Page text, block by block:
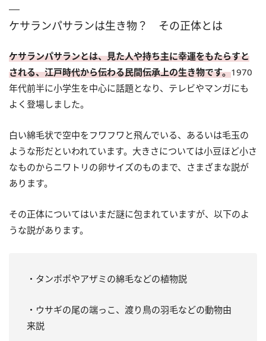
ケサランパサランは生き物？ その正体とは
ケサランパサランとは、見た人や持ち主に幸運をもたらすと
される、江戸時代から伝わる民間伝承上の生き物です。1970
年代前半に小学生を中心に話題となり、テレビやマンガにも
よく登場しました。
白い綿毛状で空中をフワフワと飛んでいる、あるいは毛玉の
ような形だといわれています。大きさについては小豆ほど小さ
なものからニワトリの卵サイズのものまで、さまざまな説が
あります。
その正体についてはいまだ謎に包まれていますが、以下のよ
うな説があります。
・タンポポやアザミの綿毛などの植物説
・ウサギの尾の端っこ、渡り鳥の羽毛などの動物由
来説